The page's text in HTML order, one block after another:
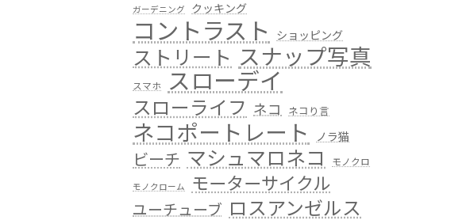
ガーデニング クッキング
コントラスト ショッピング
ストリート スナップ写真
スマホ スローデイ
スローライフ ネコ ネコり言
ネコポートレート ノラ猫
ビーチ マシュマロネコ モノクロ
モノクローム モーターサイクル
ユーチューブ ロスアンゼルス